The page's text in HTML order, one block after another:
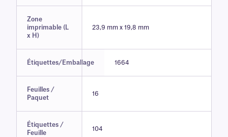
Zone
imprimable (L
x H)
23,9 mm x 19,8 mm
Étiquettes/Emballage 1664
Feuilles /
Paquet
16
Étiquettes /
Feuille
104